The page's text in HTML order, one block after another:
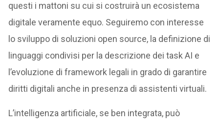
questi i mattoni su cui si costruirà un ecosistema
digitale veramente equo. Seguiremo con interesse
lo sviluppo di soluzioni open source, la definizione di
linguaggi condivisi per la descrizione dei task AI e
l’evoluzione di framework legali in grado di garantire
diritti digitali anche in presenza di assistenti virtuali.
L’intelligenza artificiale, se ben integrata, può